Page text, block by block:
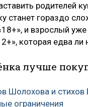
родителей
станет гораздо
и взрослый
которая едва ли
лучше
Шолохова и стихов
ограничения